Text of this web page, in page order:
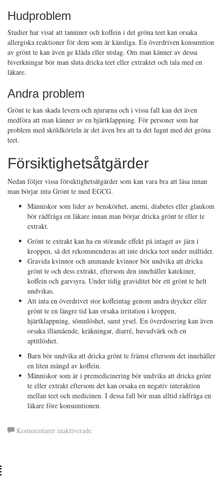
Hudproblem
Studier har visat att tanniner och koffein i det gröna teet kan orsaka
allergiska reaktioner för dem som är känsliga. En överdriven konsumtion
av grönt te kan även ge klåda eller utslag. Om man känner av dessa
biverkningar bör man sluta dricka teet eller extraktet och tala med en
läkare.
Andra problem
Grönt te kan skada levern och njurarna och i vissa fall kan det även
medföra att man känner av en hjärtklappning. För personer som har
problem med sköldkörteln är det även bra att ta det lugnt med det gröna
teet.
Försiktighetsåtgärder
Nedan följer vissa försiktighetsåtgärder som kan vara bra att läsa innan
man börjar inta Grönt te med EGCG.
Människor som lider av benskörhet, anemi, diabetes eller glaukom
bör rådfråga en läkare innan man börjar dricka grönt te eller te
extrakt.
Grönt te extrakt kan ha en störande effekt på intaget av järn i
kroppen, så det rekommenderas att inte dricka teet under måltider.
Gravida kvinnor och ammande kvinnor bör undvika att dricka
grönt te och dess extrakt, eftersom den innehåller katekiner,
koffein och garvsyra. Under tidig graviditet bör ett grönt te helt
undvikas.
Att inta en överdrivet stor koffeintag genom andra drycker eller
grönt te en längre tid kan orsaka irritation i kroppen,
hjärtklappning, sömnlöshet, samt yrsel. En överdosering kan även
orsaka illamående, kräkningar, diarré, huvudvärk och en
aptitlöshet.
Barn bör undvika att dricka grönt te främst eftersom det innehåller
en liten mängd av koffein.
Människor som är i premedicinering bör undvika att dricka grönt
te eller extrakt eftersom det kan orsaka en negativ interaktion
mellan teet och medicinen. I dessa fall bör man alltid rådfråga en
läkare före konsumtionen.
Kommentarer inaktiveradeför